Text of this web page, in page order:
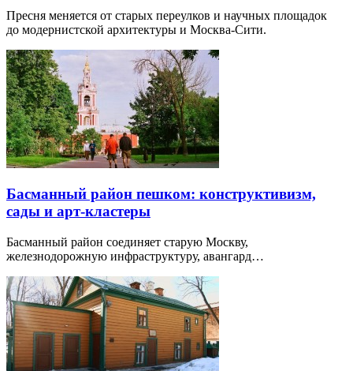
Пресня меняется от старых переулков и научных площадок
до модернистской архитектуры и Москва-Сити.
Басманный район пешком: конструктивизм,
сады и арт-кластеры
Басманный район соединяет старую Москву,
железнодорожную инфраструктуру, авангард…